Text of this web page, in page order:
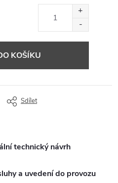
KOŠÍKU
Sdílet
technický návrh
a uvedení do provozu